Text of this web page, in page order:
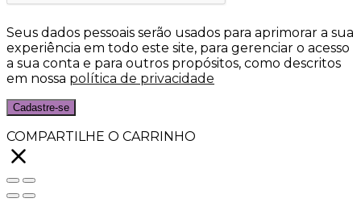
Seus dados pessoais serão usados para aprimorar a sua
experiência em todo este site, para gerenciar o acesso
a sua conta e para outros propósitos, como descritos
em nossa política de privacidade
Cadastre-se
COMPARTILHE O CARRINHO